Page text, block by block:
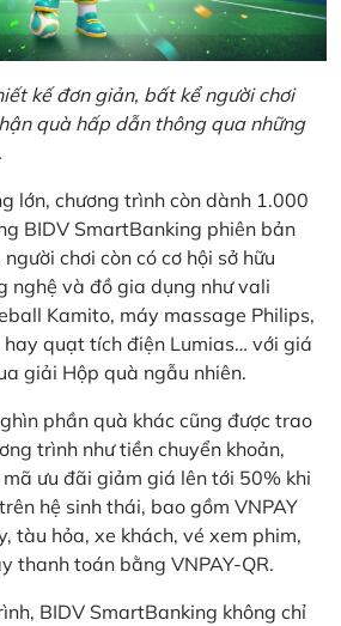
kế đơn giản, bất kể người chơi
quà hấp dẫn thông qua những
lớn, chương trình còn dành 1.000
BIDV SmartBanking phiên bản
chơi còn có cơ hội sở hữu
nghệ và đồ gia dụng như vali
Kamito, máy massage Philips,
quạt tích điện Lumias… với giá
giải Hộp quà ngẫu nhiên.
phần quà khác cũng được trao
trình như tiền chuyển khoản,
ưu đãi giảm giá lên tới 50% khi
hệ sinh thái, bao gồm VNPAY
tàu hỏa, xe khách, vé xem phim,
thanh toán bằng VNPAY-QR.
BIDV SmartBanking không chỉ